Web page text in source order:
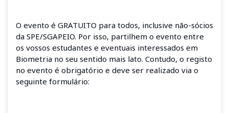
O evento é GRATUITO para todos, inclusive não-sócios
da SPE/SGAPEIO. Por isso, partilhem o evento entre
os vossos estudantes e eventuais interessados em
Biometria no seu sentido mais lato. Contudo, o registo
no evento é obrigatório e deve ser realizado via o
seguinte formulário: